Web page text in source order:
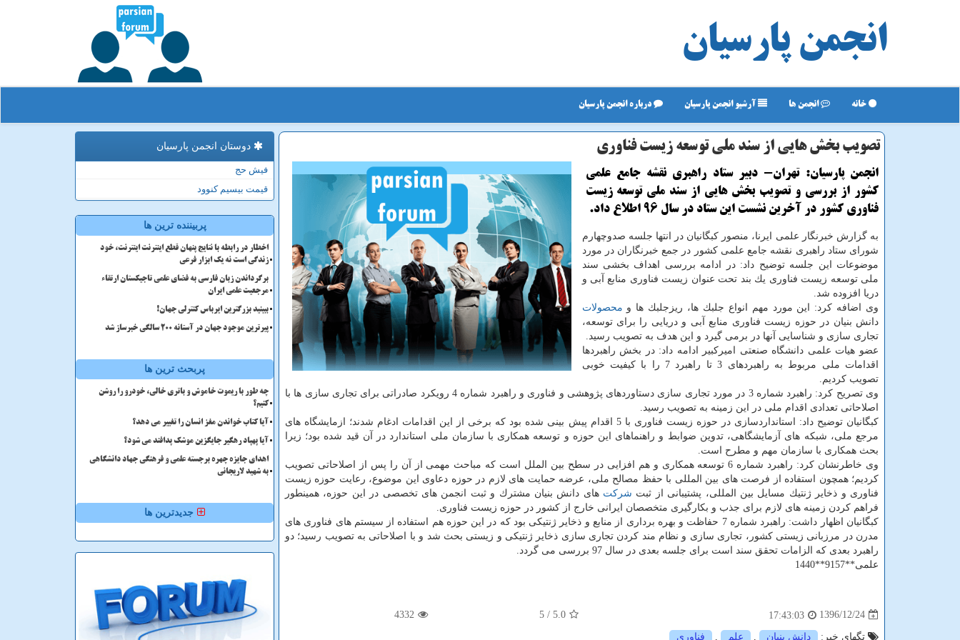
انجمن پارسیان
خانه انجمن ها آرشیو انجمن پارسیان درباره انجمن پارسیان
تصویب بخش هایی از سند ملی توسعه زیست فناوری
انجمن پارسیان: تهران- دبیر ستاد راهبری نقشه جامع علمی
كشور از بررسی و تصویب بخش هایی از سند ملی توسعه زیست
فناوری كشور در آخرین نشست این ستاد در سال 96 اطلاع داد.
به گزارش خبرنگار علمی ایرنا، منصور كبگانیان در انتها جلسه صدوچهارم
شورای ستاد راهبری نقشه جامع علمی كشور در جمع خبرنگاران در مورد
موضوعات این جلسه توضیح داد: در ادامه بررسی اهداف بخشی سند
ملی توسعه زیست فناوری یك بند تحت عنوان زیست فناوری منابع آبی و
دریا افزوده شد.
وی اضافه كرد: این مورد مهم انواع جلبك ها، ریزجلبك ها و محصولات
دانش بنیان در حوزه زیست فناوری منابع آبی و دریایی را برای توسعه،
تجاری سازی و شناسایی آنها در برمی گیرد و این هدف به تصویب رسید.
عضو هیات علمی دانشگاه صنعتی امیركبیر ادامه داد: در بخش راهبردها
اقدامات ملی مربوط به راهبردهای 3 تا راهبرد 7 را با كیفیت خوبی
تصویب كردیم.
وی تصریح كرد: راهبرد شماره 3 در مورد تجاری سازی دستاوردهای پژوهشی و فناوری و راهبرد شماره 4 رویكرد صادراتی برای تجاری سازی ها با
اصلاحاتی تعدادی اقدام ملی در این زمینه به تصویب رسید.
كبگانیان توضیح داد: استانداردسازی در حوزه زیست فناوری با 5 اقدام پیش بینی شده بود كه برخی از این اقدامات ادغام شدند؛ ازمایشگاه های
مرجع ملی، شبكه های آزمایشگاهی، تدوین ضوابط و راهنماهای این حوزه و توسعه همكاری با سازمان ملی استاندارد در آن قید شده بود؛ زیرا
بحث همكاری با سازمان مهم و مطرح است.
وی خاطرنشان كرد: راهبرد شماره 6 توسعه همكاری و هم افزایی در سطح بین الملل است كه مباحث مهمی از آن را پس از اصلاحاتی تصویب
كردیم؛ همچون استفاده از فرصت های بین المللی با حفظ مصالح ملی، عرضه حمایت های لازم در حوزه دعاوی این موضوع، رعایت حوزه زیست
فناوری و ذخایر ژنتیك مسایل بین المللی، پشتیبانی از ثبت شركت های دانش بنیان مشترك و ثبت انجمن های تخصصی در این حوزه، همینطور
فراهم كردن زمینه های لازم برای جذب و بكارگیری متخصصان ایرانی خارج از كشور در حوزه زیست فناوری.
كبگانیان اظهار داشت: راهبرد شماره 7 حفاظت و بهره برداری از منابع و ذخایر ژنتیكی بود كه در این حوزه هم استفاده از سیستم های فناوری های
مدرن در مرزبانی زیستی كشور، تجاری سازی و نظام مند كردن تجاری سازی ذخایر ژنتیكی و زیستی بحث شد و با اصلاحاتی به تصویب رسید؛ دو
راهبرد بعدی كه الزامات تحقق سند است برای جلسه بعدی در سال 97 بررسی می گردد.
علمی**9157**1440
1396/12/24
17:43:03
5.0
/ 5
4332
تگهای خبر: دانش بنیان علم فناوری
دوستان انجمن پارسیان
فیش حج
قیمت بیسیم کنوود
پربیننده ترین ها
اخطار در رابطه با نتایج پنهان قطع اینترنت اینترنت، خود
زندگی است نه یک ابزار فرعی
برگرداندن زبان فارسی به فضای علمی تاجیکستان ارتقاء
مرجعیت علمی ایران
ببینید بزرگترین ایرباس کنترلی جهان!
پیرترین موجود جهان در آستانه ۲۰۰ سالگی خبرساز شد
پربحث ترین ها
چه طور با ریموت خاموش و باتری خالی، خودرو را روشن
کنیم؟
آیا کتاب خواندن مغز انسان را تغییر می دهد؟
آیا پهپاد رهگیر جایگزین موشک پدافند می شود؟
اهدای جایزه چهره برجسته علمی و فرهنگی جهاد دانشگاهی
به شهید لاریجانی
جدیدترین ها